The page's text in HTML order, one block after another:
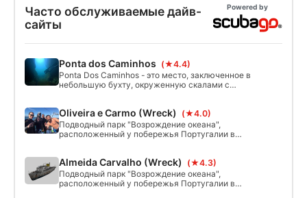
Часто обслуживаемые дайв-
сайты
Powered by
Ponta dos Caminhos (★4.4)
Ponta Dos Caminhos - это место, заключенное в
небольшую бухту, окруженную скалами с
особенностью спота является наличие двух
проходов, которые проходят через все скалы на
другую сторону. Глубина варьируется от 13 до
5 метров.
Oliveira e Carmo (Wreck)
(★4.0)
Подводный парк "Возрождение океана",
расположенный у побережья Португалии в
четырех португальских военных кораблей,
которые служат уникальными искусственными
рифами. Одним из таких кораблей является
"Оливейра и Кармо" (Oliveira e Carmo).
Almeida Carvalho (Wreck)
(★4.3)
Подводный парк "Возрождение океана",
расположенный у побережья Португалии в